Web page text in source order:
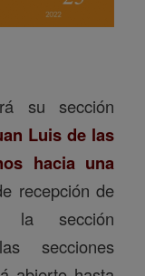
su sección
Luis de las
hacia una
recepción de
la sección
secciones